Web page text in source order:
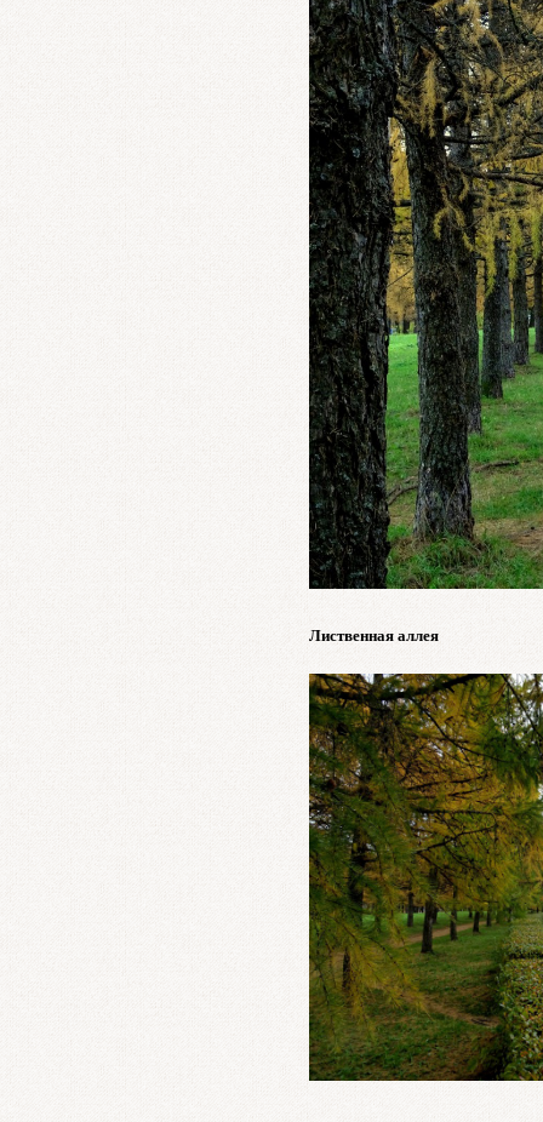
Лиственная аллея